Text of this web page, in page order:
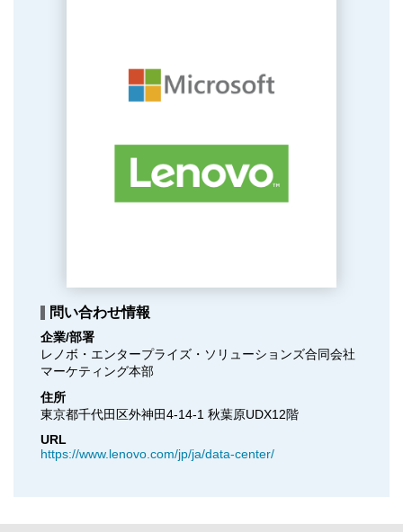
問い合わせ情報
企業/部署
レノボ・エンタープライズ・ソリューションズ合同会社
マーケティング本部
住所
東京都千代田区外神田4-14-1 秋葉原UDX12階
URL
https://www.lenovo.com/jp/ja/data-center/